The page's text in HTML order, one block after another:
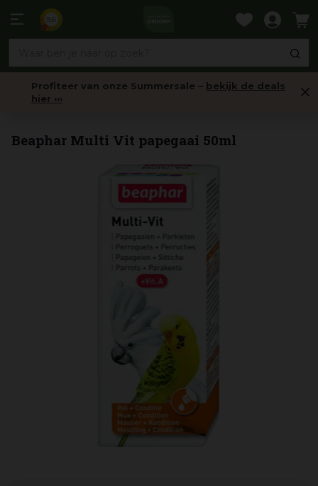
naar
Profiteer van onze Summersale – bekijk de deals
hier ›››
Beaphar Multi Vit papegaai 50ml